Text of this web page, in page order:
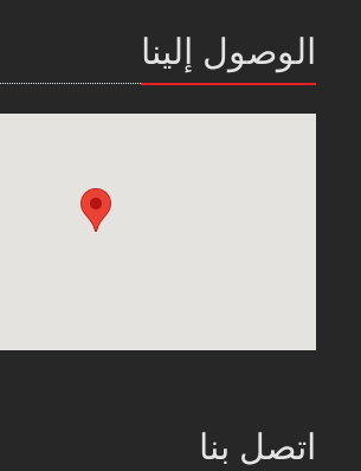
الوصول إلينا
اتصل بنا